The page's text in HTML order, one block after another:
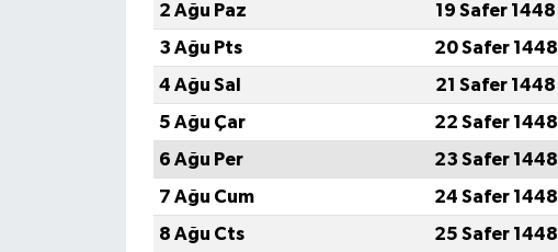
2 Ağu Paz
19 Safer 1448
3 Ağu Pts
20 Safer 1448
4 Ağu Sal
21 Safer 1448
5 Ağu Çar
22 Safer 1448
6 Ağu Per
23 Safer 1448
7 Ağu Cum
24 Safer 1448
8 Ağu Cts
25 Safer 1448